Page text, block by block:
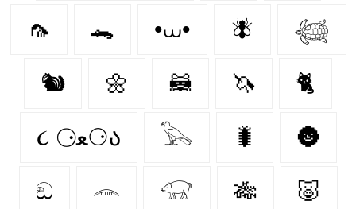
🦟 🐊 •⩊• 🪰 𓆉
🐿️ 🌼 🦝 🦄 🐈‍
૮ ⚆ﻌ⚆ა 𓅂 🐛 🌚
ඞ 𓂎 𓃟 🎋 🐷